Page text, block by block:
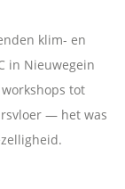
klim- en
in Nieuwegein
tot
— het was